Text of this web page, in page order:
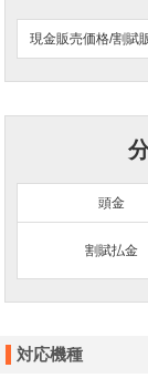
現金販売価格/割賦
頭金
割賦払金
対応機種